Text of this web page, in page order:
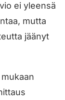
ei yleensä
mutta
jäänyt